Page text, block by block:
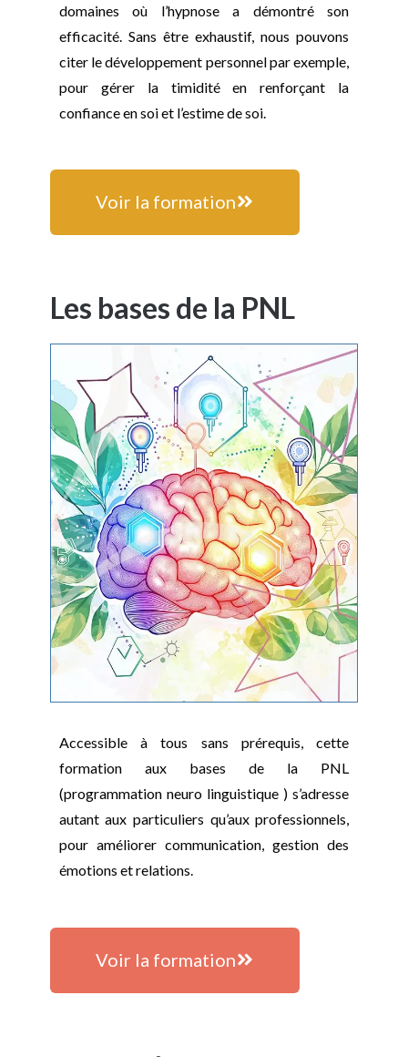
domaines où l’hypnose a démontré son
efficacité. Sans être exhaustif, nous pouvons
citer le développement personnel par exemple,
pour gérer la timidité en renforçant la
confiance en soi et l’estime de soi.
Voir la formation
Les bases de la PNL
Accessible à tous sans prérequis, cette
formation aux bases de la PNL
(programmation neuro linguistique ) s’adresse
autant aux particuliers qu’aux professionnels,
pour améliorer communication, gestion des
émotions et relations.
Voir la formation